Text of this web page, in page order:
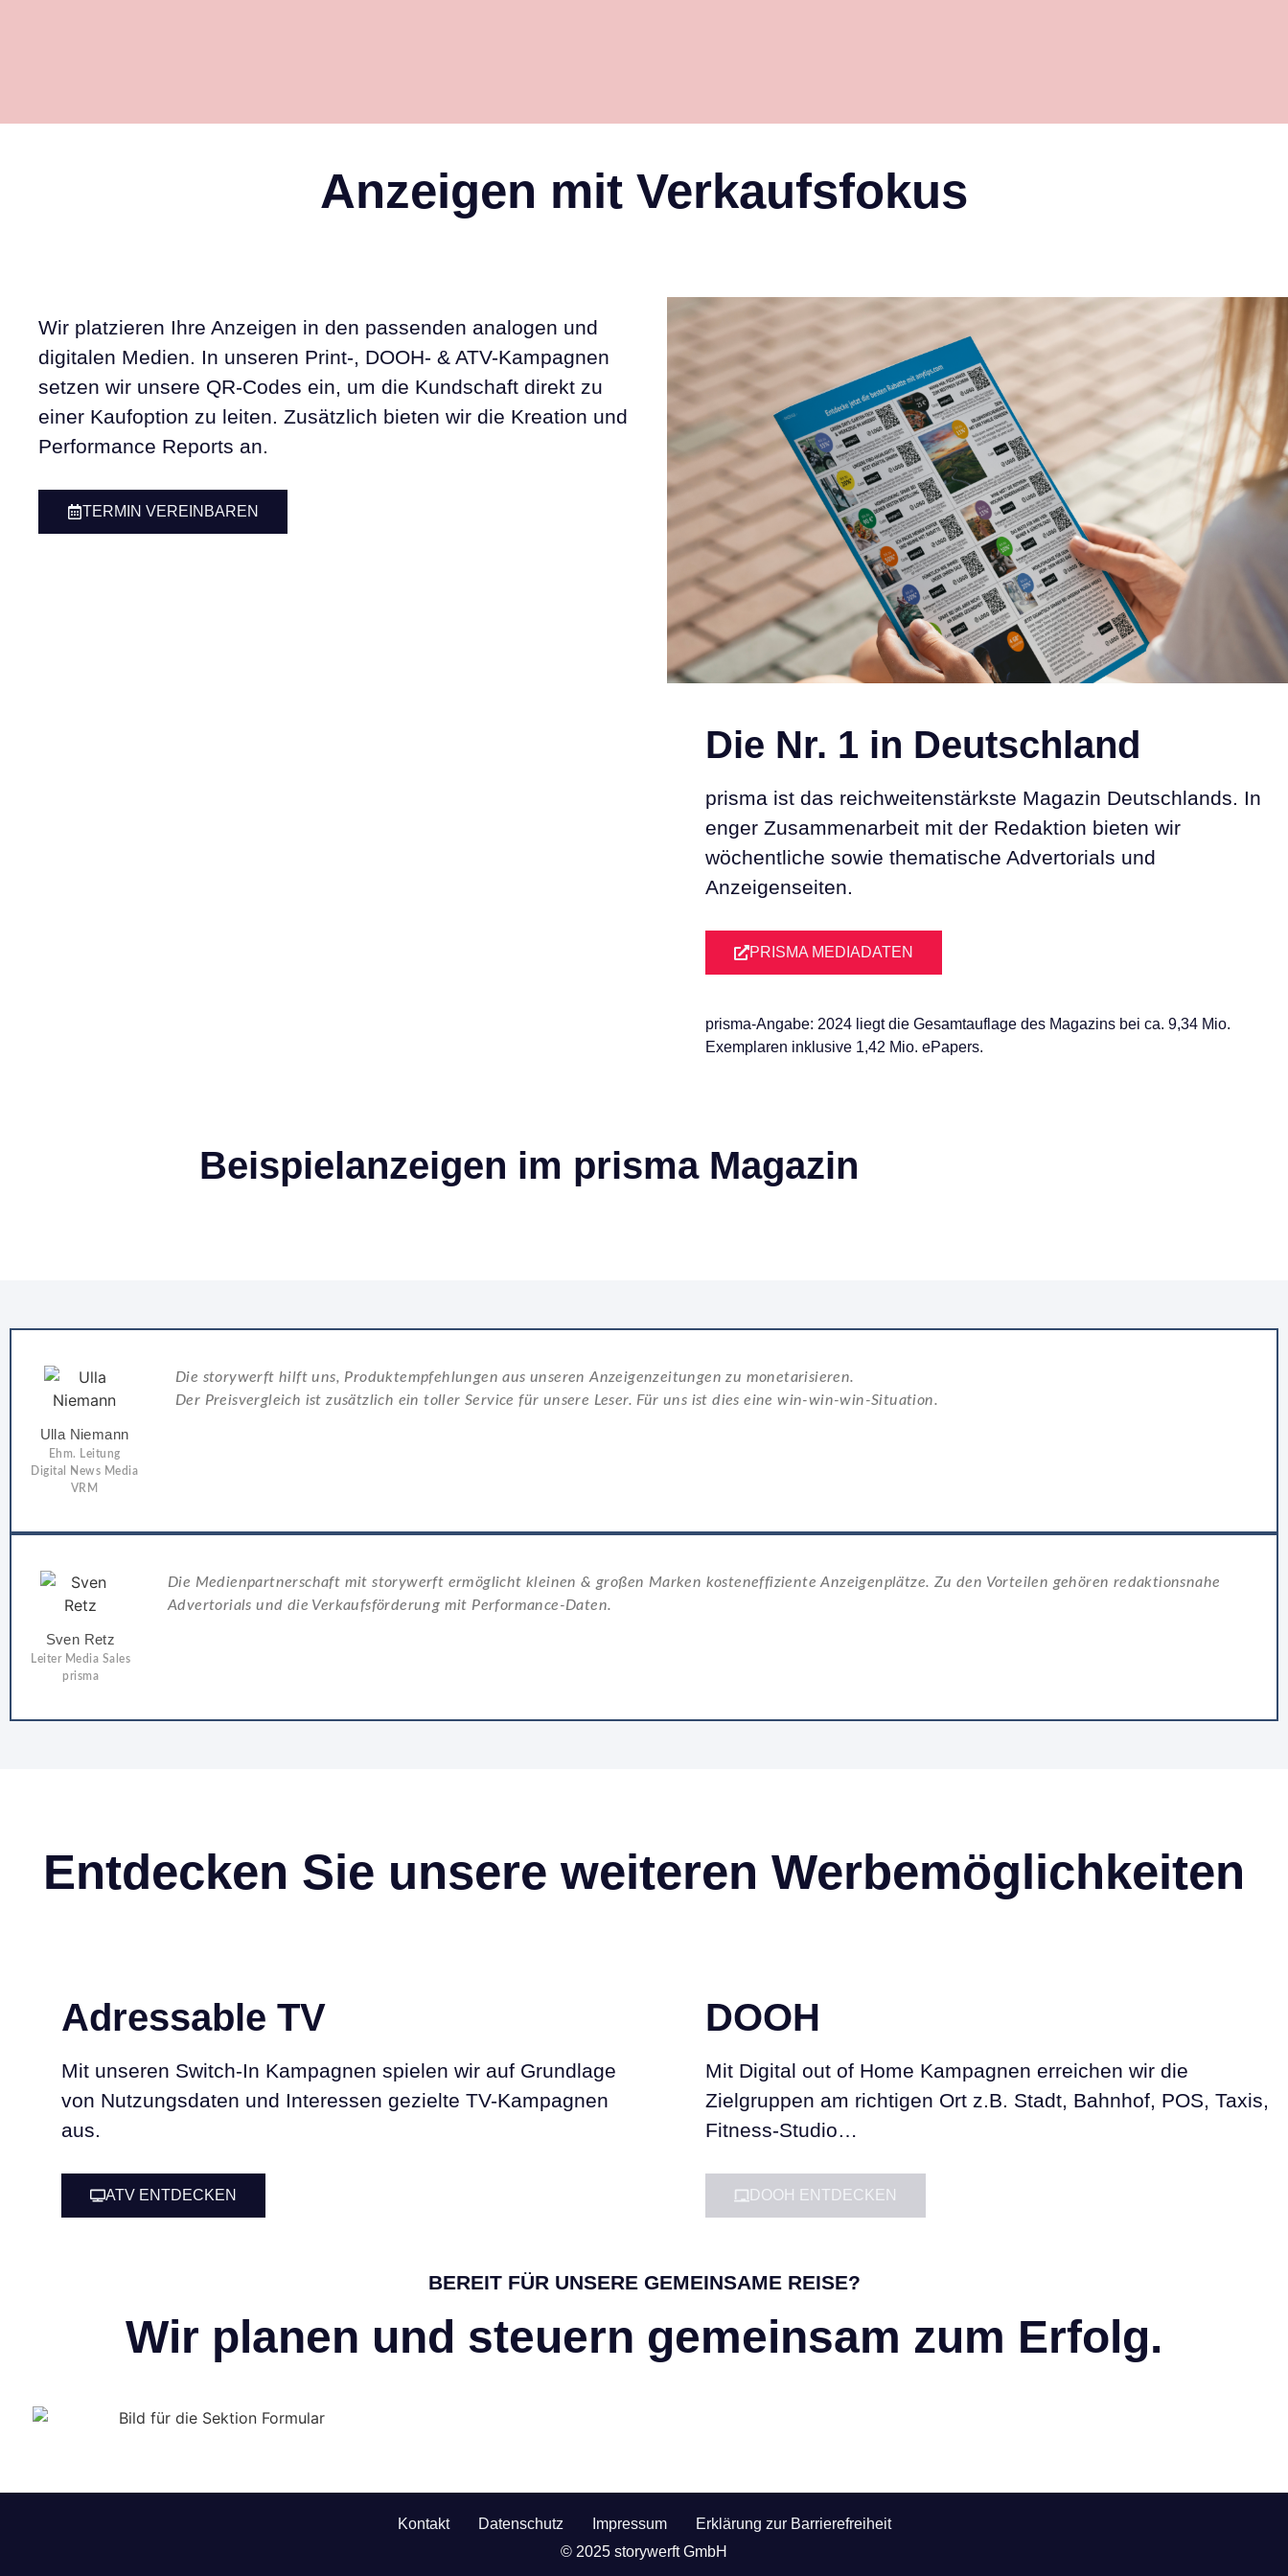
Anzeigen mit Verkaufsfokus
Wir platzieren Ihre Anzeigen in den passenden analogen und
digitalen Medien. In unseren Print-, DOOH- & ATV-Kampagnen
setzen wir unsere QR-Codes ein, um die Kundschaft direkt zu
einer Kaufoption zu leiten. Zusätzlich bieten wir die Kreation und
Performance Reports an.
TERMIN VEREINBAREN
Die Nr. 1 in Deutschland
prisma ist das reichweitenstärkste Magazin Deutschlands. In
enger Zusammenarbeit mit der Redaktion bieten wir
wöchentliche sowie thematische Advertorials und
Anzeigenseiten.
PRISMA MEDIADATEN
prisma-Angabe: 2024 liegt die Gesamtauflage des Magazins bei ca. 9,34 Mio.
Exemplaren inklusive 1,42 Mio. ePapers.
Beispielanzeigen im prisma Magazin
Ulla Niemann
Ehm. Leitung
Digital News Media
VRM
Die storywerft hilft uns, Produktempfehlungen aus unseren Anzeigenzeitungen zu monetarisieren.
Der Preisvergleich ist zusätzlich ein toller Service für unsere Leser. Für uns ist dies eine win-win-win-Situation.
Sven Retz
Leiter Media Sales
prisma
Die Medienpartnerschaft mit storywerft ermöglicht kleinen & großen Marken kosteneffiziente Anzeigenplätze. Zu den Vorteilen gehören redaktionsnahe
Advertorials und die Verkaufsförderung mit Performance-Daten.
Entdecken Sie unsere weiteren Werbemöglichkeiten
Adressable TV
Mit unseren Switch-In Kampagnen spielen wir auf Grundlage
von Nutzungsdaten und Interessen gezielte TV-Kampagnen
aus.
ATV ENTDECKEN
DOOH
Mit Digital out of Home Kampagnen erreichen wir die
Zielgruppen am richtigen Ort z.B. Stadt, Bahnhof, POS, Taxis,
Fitness-Studio…
DOOH ENTDECKEN
BEREIT FÜR UNSERE GEMEINSAME REISE?
Wir planen und steuern gemeinsam zum Erfolg.
Kontakt Datenschutz Impressum
Erklärung zur Barrierefreiheit
© 2025 storywerft GmbH